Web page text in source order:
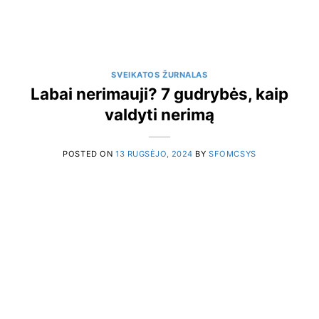
SVEIKATOS ŽURNALAS
Labai nerimauji? 7 gudrybės, kaip
valdyti nerimą
POSTED ON 13 RUGSĖJO, 2024 BYSFOMCSYS